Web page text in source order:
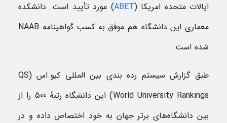
ایالات متحده امریکا (ABET) مورد تأیید است. دانشکده
معماری این دانشگاه هم موفق به کسب گواهینامه NAAB
شده است.
طبق گزارش سیستم رده بندی بین المللی کیو.اس (QS
World University Rankings) این دانشگاه رتبۀ 500 را از
بین دانشگاه‌های برتر جهان به خود اختصاص داده و در